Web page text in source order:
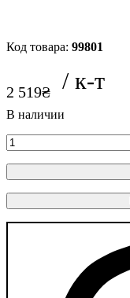
99801
2 519₴